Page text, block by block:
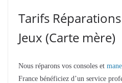
Tarifs
Jeux (Carte mère)
Nous réparons vos consoles et
France bénéficiez d’un service